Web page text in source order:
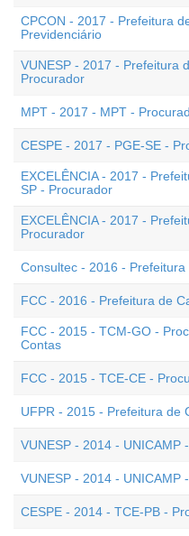
CPCON - 2017 - Prefeitura
Previdenciário
VUNESP - 2017 - Prefeitura
Procurador
MPT - 2017 - MPT -
CESPE - 2017 - PGE-SE -
EXCELÊNCIA - 2017 -
SP - Procurador
EXCELÊNCIA - 2017 -
Procurador
Consultec - 2016 -
FCC - 2016 - Prefeitura de
FCC - 2015 - TCM-GO -
Contas
FCC - 2015 - TCE-CE -
UFPR - 2015 - Prefeitura de
VUNESP - 2014 - UNICAMP
VUNESP - 2014 - UNICAMP
CESPE - 2014 - TCE-PB -